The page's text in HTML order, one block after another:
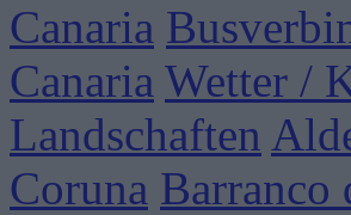
Canaria
Canaria Wetter /
Landschaften
Coruna Barranco